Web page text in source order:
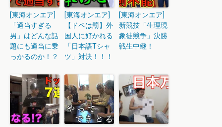
[東海オンエア]
「適当すぎる
男」はどんな話
題にも適当に乗
っかるのか！？
[東海オンエア]
【ドベは罰】外
国人に好かれる
「日本語Tシャ
ツ」対決！！！
[東海オンエア]
新競技「生理現
象徒競争」決勝
戦生中継！